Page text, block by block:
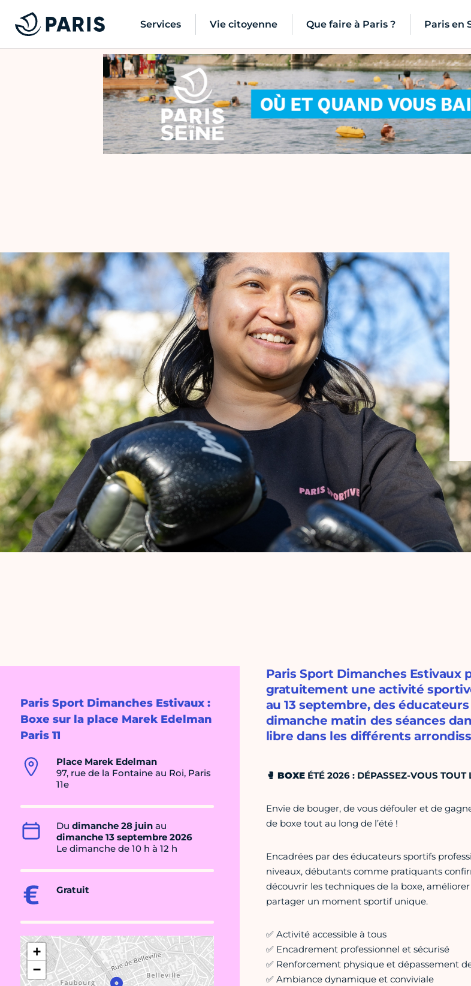
Services Vie citoyenne Que faire à Paris ? Paris en
Paris Sport Dimanches Estivaux :
Boxe sur la place Marek Edelman
Paris 11
Place Marek Edelman
97, rue de la Fontaine au Roi, Paris
11e
Du dimanche 28 juin au
dimanche 13 septembre 2026
Le dimanche de 10 h à 12 h
Gratuit
+
−
Paris Sport Dimanches
gratuitement une activité
au 13 septembre, des
dimanche matin des séances
libre dans les différents
🥊 BOXEÉTÉ 2026 : DÉPASSEZ-VOUS TOUT
Envie de bouger, de vous défouler et de
de boxe tout au long de l’été !
Encadrées par des éducateurs sportifs
niveaux, débutants comme pratiquants
découvrir les techniques de la boxe,
partager un moment sportif unique.
✅ Activité accessible à tous
✅ Encadrement professionnel et sécurisé
✅ Renforcement physique et dépassement
✅ Ambiance dynamique et conviviale